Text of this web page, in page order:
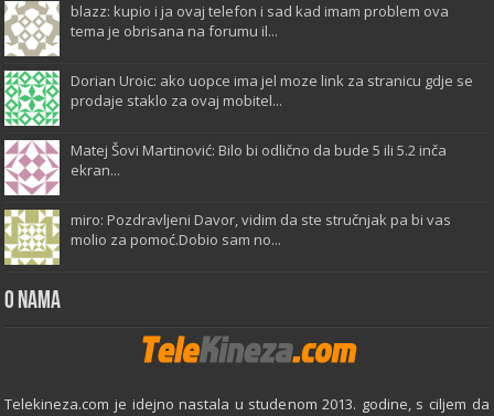
blazz: kupio i ja ovaj telefon i sad kad imam problem ova
tema je obrisana na forumu il...
Dorian Uroic: ako uopce ima jel moze link za stranicu gdje se
prodaje staklo za ovaj mobitel...
Matej Šovi Martinović: Bilo bi odlično da bude 5 ili 5.2 inča
ekran...
miro: Pozdravljeni Davor, vidim da ste stručnjak pa bi vas
molio za pomoć.Dobio sam no...
O Nama
Telekineza.com je idejno nastala u studenom 2013. godine, s ciljem da